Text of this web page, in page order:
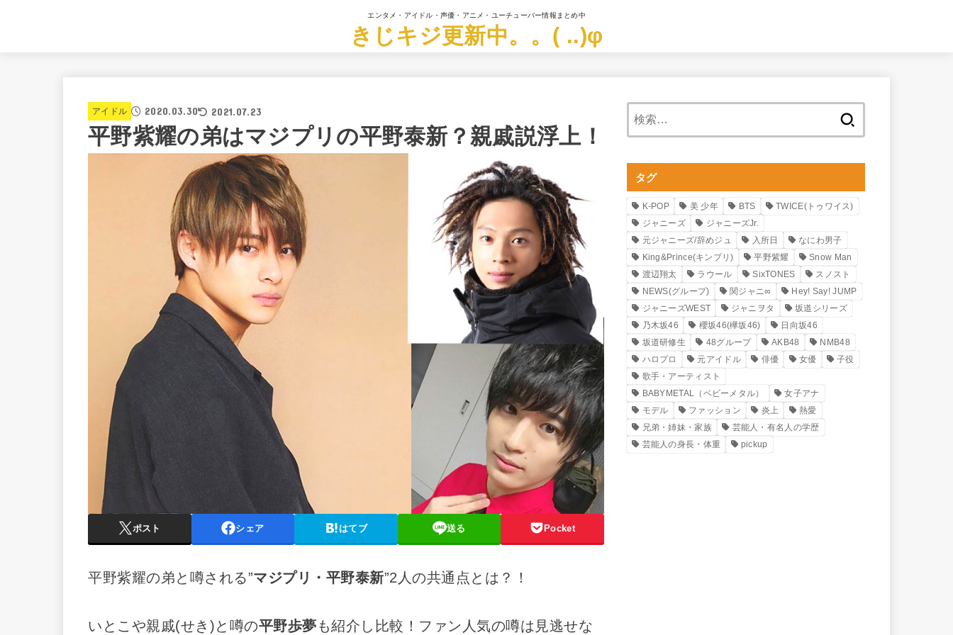
エンタメ・アイドル・声優・アニメ・ユーチューバー情報まとめ中
きじキジ更新中。。( ..)φ
アイドル 2020.03.30 2021.07.23
平野紫耀の弟はマジプリの平野泰新？親戚説浮上！
ポスト シェア はてブ 送る Pocket
平野紫耀の弟と噂される”マジプリ・平野泰新”2人の共通点とは？！
いとこや親戚(せき)と噂の平野歩夢も紹介し比較！ファン人気の噂は見逃せな
タグ
K-POP 美 少年 BTS
TWICE(トゥワイス)
ジャニーズ
ジャニーズJr.
元ジャニーズ/辞めジュ
入所日
なにわ男子
King&Prince(キンプリ)
平野紫耀
Snow Man
渡辺翔太
ラウール SixTONES
スノスト
NEWS(グループ)
関ジャニ∞
Hey! Say! JUMP
ジャニーズWEST
ジャニヲタ
坂道シリーズ
乃木坂46
櫻坂46(欅坂46)
日向坂46
坂道研修生
48グループ AKB48
NMB48
ハロプロ
元アイドル 俳優 女優
子役
歌手・アーティスト
BABYMETAL（ベビーメタル）
女子アナ
モデル
ファッション 炎上
熱愛
兄弟・姉妹・家族
芸能人・有名人の学歴
芸能人の身長・体重
pickup